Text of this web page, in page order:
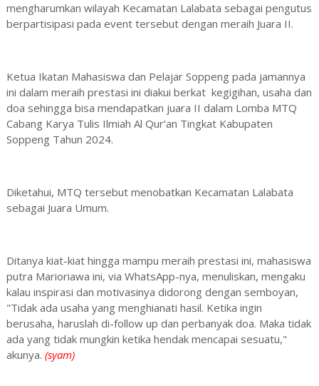
mengharumkan wilayah Kecamatan Lalabata sebagai pengutus
berpartisipasi pada event tersebut dengan meraih Juara II.
Ketua Ikatan Mahasiswa dan Pelajar Soppeng pada jamannya
ini dalam meraih prestasi ini diakui berkat kegigihan, usaha dan
doa sehingga bisa mendapatkan juara II dalam Lomba MTQ
Cabang Karya Tulis Ilmiah Al Qur’an Tingkat Kabupaten
Soppeng Tahun 2024.
Diketahui, MTQ tersebut menobatkan Kecamatan Lalabata
sebagai Juara Umum.
Ditanya kiat-kiat hingga mampu meraih prestasi ini, mahasiswa
putra Marioriawa ini, via WhatsApp-nya, menuliskan, mengaku
kalau inspirasi dan motivasinya didorong dengan semboyan,
"Tidak ada usaha yang menghianati hasil. Ketika ingin
berusaha, haruslah di-follow up dan perbanyak doa. Maka tidak
ada yang tidak mungkin ketika hendak mencapai sesuatu,"
akunya. (syam)